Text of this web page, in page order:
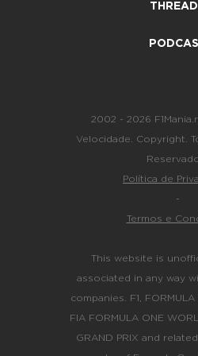
2002 - 2026
Velocidade. Copyright.
Política de
-
Termos e
This website is
associated in any way
companies. F1, FORMULA
FIA FORMULA ONE
GRAND PRIX and